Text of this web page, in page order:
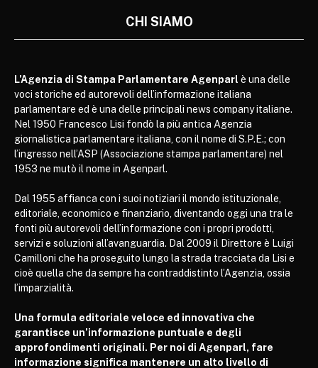
CHI SIAMO
L’Agenzia di Stampa Parlamentare Agenparl è una delle
voci storiche ed autorevoli dell’informazione italiana
parlamentare ed è una delle principali news company italiane.
Nel 1950 Francesco Lisi fondò la più antica Agenzia
giornalistica parlamentare italiana, con il nome di S.P.E.; con
l’ingresso nell’ASP (Associazione stampa parlamentare) nel
1953 ne mutò il nome in Agenparl.
Dal 1955 affianca con i suoi notiziari il mondo istituzionale,
editoriale, economico e finanziario, diventando oggi una tra le
fonti più autorevoli dell’informazione con i propri prodotti,
servizi e soluzioni all’avanguardia. Dal 2009 il Direttore è Luigi
Camilloni che ha proseguito lungo la strada tracciata da Lisi e
cioè quella che da sempre ha contraddistinto l’Agenzia, ossia
l’imparzialità.
Una formula editoriale veloce ed innovativa che
garantisce un’informazione puntuale e degli
approfondimenti originali. Per noi di Agenparl, fare
informazione significa mantenere un alto livello di